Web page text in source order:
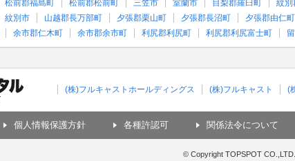
松前郡福島町 松前郡松前町 三笠市 室蘭市 目梨郡羅臼町 紋別
紋別市 山越郡長万部町 夕張郡栗山町 夕張郡長沼町 夕張郡由仁町
余市郡仁木町 余市郡余市町 利尻郡利尻町 利尻郡利尻富士町
(株)フルキャストホールディングス (株)フルキャスト (
個人情報保護方針 各種許認可 関係法令について
© Copyright TOPSPOT